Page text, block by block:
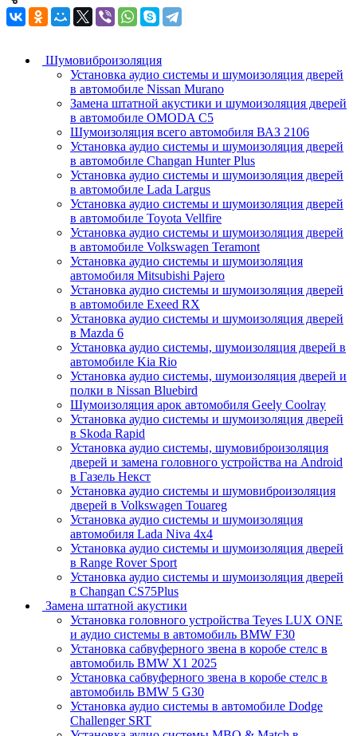
Шумовиброизоляция
Установка аудио системы и шумоизоляция дверей
в автомобиле Nissan Murano
Замена штатной акустики и шумоизоляция дверей
в автомобиле OMODA C5
Шумоизоляция всего автомобиля ВАЗ 2106
Установка аудио системы и шумоизоляция дверей
в автомобиле Changan Hunter Plus
Установка аудио системы и шумоизоляция дверей
в автомобиле Lada Largus
Установка аудио системы и шумоизоляция дверей
в автомобиле Toyota Vellfire
Установка аудио системы и шумоизоляция дверей
в автомобиле Volkswagen Teramont
Установка аудио системы и шумоизоляция
автомобиля Mitsubishi Pajero
Установка аудио системы и шумоизоляция дверей
в автомобиле Exeed RX
Установка аудио системы и шумоизоляция дверей
в Mazda 6
Установка аудио системы, шумоизоляция дверей в
автомобиле Kia Rio
Установка аудио системы, шумоизоляция дверей и
полки в Nissan Bluebird
Шумоизоляция арок автомобиля Geely Coolray
Установка аудио системы и шумоизоляция дверей
в Skoda Rapid
Установка аудио системы, шумовиброизоляция
дверей и замена головного устройства на Android
в Газель Некст
Установка аудио системы и шумовиброизоляция
дверей в Volkswagen Touareg
Установка аудио системы и шумоизоляция
автомобиля Lada Niva 4x4
Установка аудио системы и шумоизоляция дверей
в Range Rover Sport
Установка аудио системы и шумоизоляция дверей
в Changan CS75Plus
Замена штатной акустики
Установка головного устройства Teyes LUX ONE
и аудио системы в автомобиль BMW F30
Установка сабвуферного звена в коробе стелс в
автомобиль BMW X1 2025
Установка сабвуферного звена в коробе стелс в
автомобиль BMW 5 G30
Установка аудио системы в автомобиле Dodge
Challenger SRT